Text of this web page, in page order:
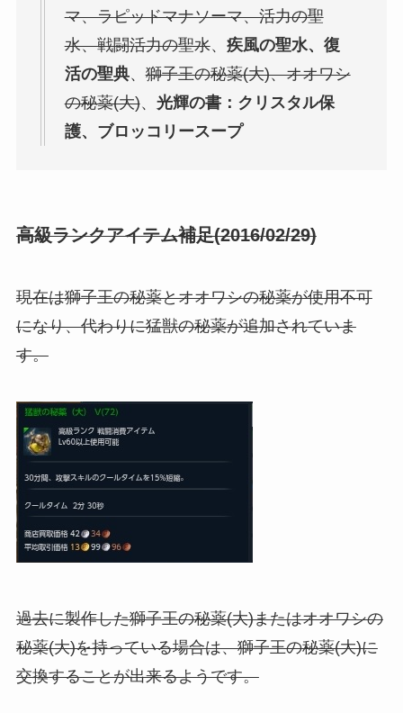
マ、ラピッドマナソーマ、活力の聖
水、戦闘活力の聖水、 疾風の聖水、復
活の聖典、獅子王の秘薬(大)、オオワシ
の秘薬(大)、 光輝の書：クリスタル保
護、ブロッコリースープ
高級ランクアイテム補足(2016/02/29)
現在は獅子王の秘薬とオオワシの秘薬が使用不可
になり、代わりに猛獣の秘薬が追加されていま
す。
過去に製作した獅子王の秘薬(大)またはオオワシの
秘薬(大)を持っている場合は、獅子王の秘薬(大)に
交換することが出来るようです。